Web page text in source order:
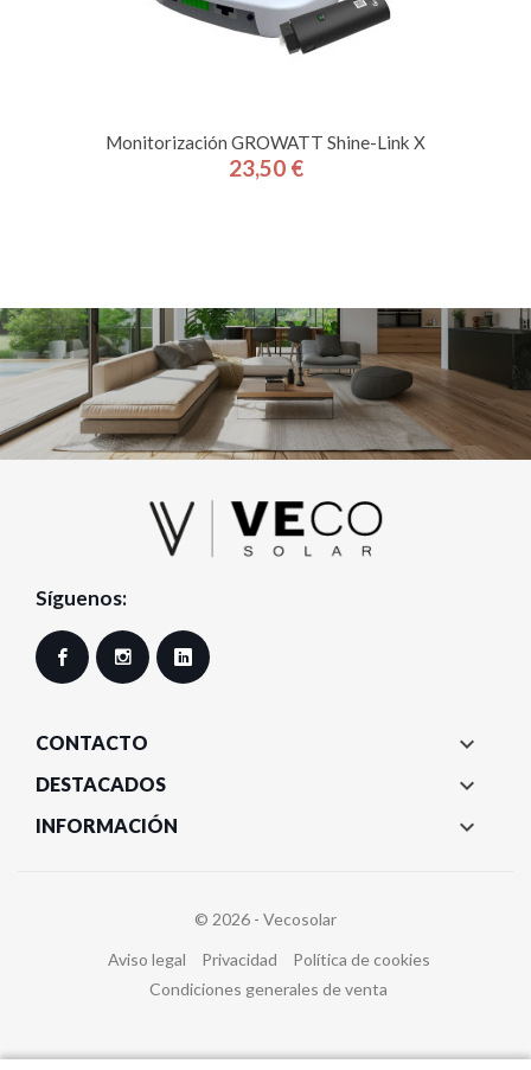
Monitorización GROWATT Shine-Link X
Precio
23,50 €
Síguenos:
Facebook Instagram
CONTACTO 
DESTACADOS 
INFORMACIÓN 
© 2026 - Vecosolar
Aviso legal
Privacidad
Política de cookies
Condiciones generales de venta